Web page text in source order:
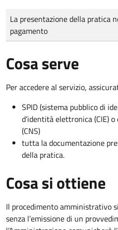
Tipo di pagamento
Importo
La presentazione della pratica
pagamento
Cosa serve
Per accedere al servizio,
SPID (sistema pubblico di
d’identità elettronica (CIE)
(CNS)
tutta la documentazione
della pratica.
Cosa si ottiene
Il procedimento amministrativo
senza l’emissione di un